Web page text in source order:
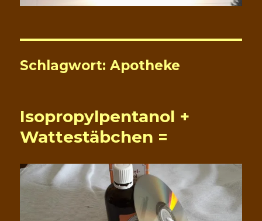
Schlagwort:Apotheke
Isopropylpentanol +
Wattestäbchen =